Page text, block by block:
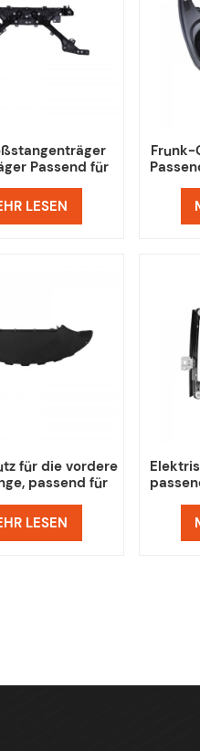
Passend für
LESEN
Frunk-
für die vordere
passend für
LESEN